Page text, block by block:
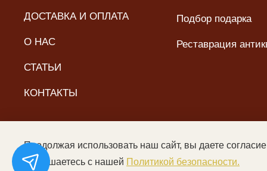
ДОСТАВКА И ОПЛАТА
О НАС
СТАТЬИ
КОНТАКТЫ
Подбор подарка
Реставрация
© ООО «Читальный зал дяди Гиляя», 2017–2026. Все
Цены не являются
Продолжая использовать наш сайт, вы даете
соглашаетесь с нашей Политикой безопасности.